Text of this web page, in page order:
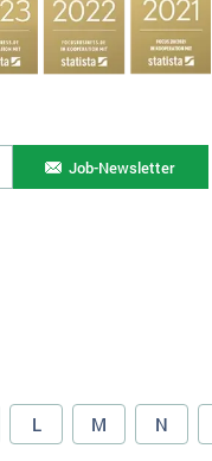
Job-Newsletter
L M N